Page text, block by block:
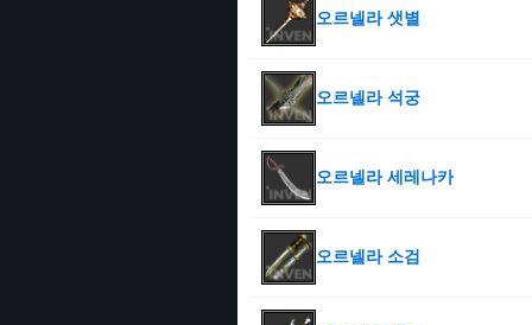
오르넬라 샛별
오르넬라 석궁
오르넬라 세레나카
오르넬라 소검